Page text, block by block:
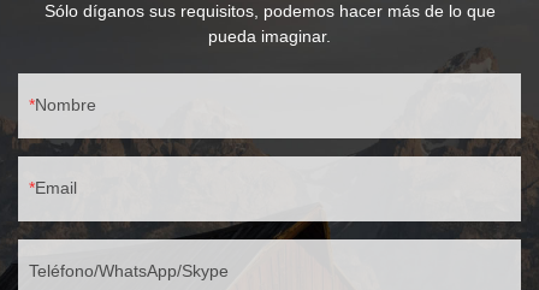
Sólo díganos sus requisitos, podemos hacer más de lo que
pueda imaginar.
Nombre
Email
Teléfono/WhatsApp/Skype